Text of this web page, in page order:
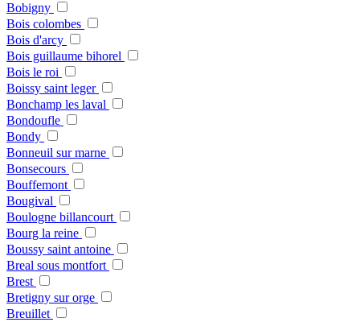
Bobigny
Bois colombes
Bois d'arcy
Bois guillaume bihorel
Bois le roi
Boissy saint leger
Bonchamp les laval
Bondoufle
Bondy
Bonneuil sur marne
Bonsecours
Bouffemont
Bougival
Boulogne billancourt
Bourg la reine
Boussy saint antoine
Breal sous montfort
Brest
Bretigny sur orge
Breuillet